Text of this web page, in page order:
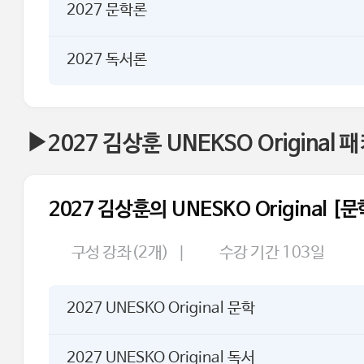
2027 문학론
2027 독서론
▶2027 김상훈 UNEKSO Original 패
2027 김상훈의 UNESKO Original [문
구성 강좌(2개) 수강 기간 103일
2027 UNESKO Original 문학
2027 UNESKO Original 독서